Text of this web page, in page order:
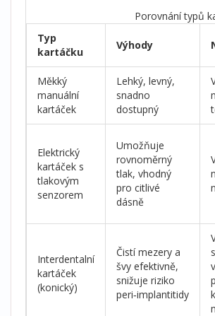
Porovnání typů
Typ
kartáčku
Výhody
Měkký
manuální
kartáček
Lehký, levný,
snadno
dostupný
Elektrický
kartáček s
tlakovým
senzorem
Umožňuje
rovnoměrný
tlak, vhodný
pro citlivé
dásně
Interdentalní
kartáček
(konický)
Čistí mezery a
švy efektivně,
snižuje riziko
peri‑implantitidy